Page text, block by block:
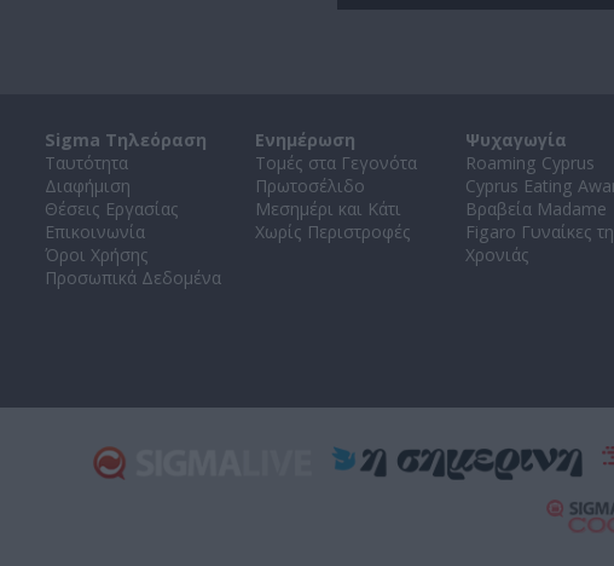
Sigma Τηλεόραση
Ταυτότητα
Διαφήμιση
Θέσεις Εργασίας
Επικοινωνία
Όροι Χρήσης
Προσωπικά Δεδομένα
Ενημέρωση
Τομές στα Γεγονότα
Πρωτοσέλιδο
Μεσημέρι και Κάτι
Χωρίς Περιστροφές
Ψυχαγωγία
Roaming Cyprus
Cyprus Eating
Βραβεία Madame
Figaro Γυναίκες
Χρονιάς